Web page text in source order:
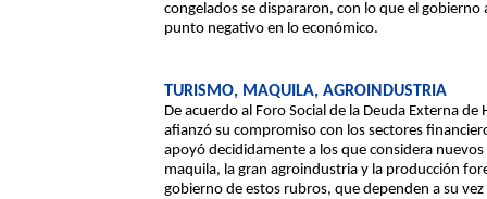
congelados se dispararon, con lo que el
punto negativo en lo económico.
TURISMO, MAQUILA, AGROINDUSTRIA
De acuerdo al Foro Social de la Deuda Externa
afianzó su compromiso con los sectores
apoyó decididamente a los que considera
maquila, la gran agroindustria y la producción
gobierno de estos rubros, que dependen a su